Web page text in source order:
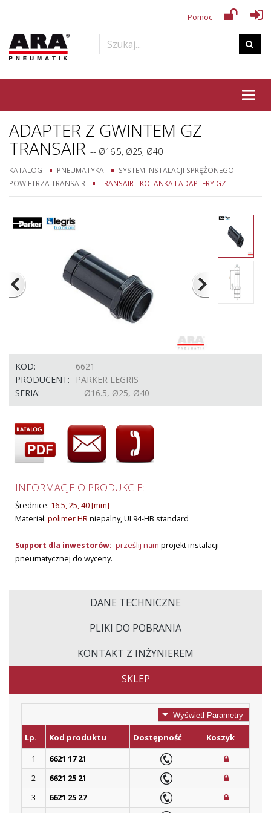
Pomoc
ADAPTER Z GWINTEM GZ
TRANSAIR -- Ø16.5, Ø25, Ø40
KATALOG PNEUMATYKA
SYSTEM INSTALACJI SPRĘŻONEGO
POWIETRZA TRANSAIR
TRANSAIR - KOLANKA I ADAPTERY GZ
KOD:
6621
PRODUCENT:
PARKER LEGRIS
SERIA:
-- Ø16.5, Ø25, Ø40
INFORMACJE O PRODUKCIE:
Średnice: 16.5, 25, 40 [mm]
Materiał: polimer HRniepalny, UL94-HB standard
Support dla inwestorów: prześlij nam projekt instalacji
pneumatycznej do wyceny.
DANE TECHNICZNE
PLIKI DO POBRANIA
KONTAKT Z INŻYNIEREM
SKLEP
Wyświetl Parametry
Lp. Kod produktu Dostępność
Koszyk
1
6621 17 21
2
6621 25 21
3
6621 25 27